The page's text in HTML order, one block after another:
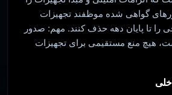
گواهی شده موظفند تجهیزات
را تا پایان دهه حذف کنند. مهم: صدور
هیچ منع مستقیمی برای تجهیزات